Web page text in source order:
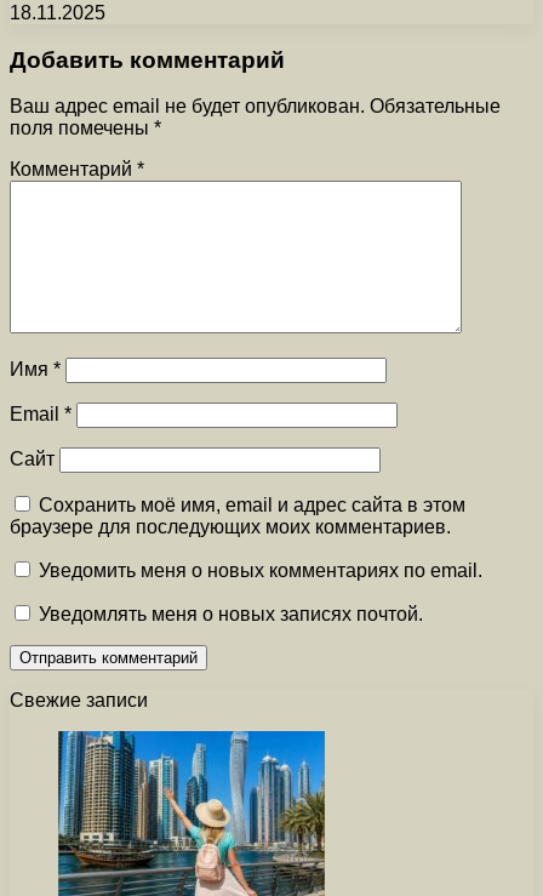
18.11.2025
Добавить комментарий
Ваш адрес email не будет опубликован. Обязательные
поля помечены *
Комментарий *
Имя *
Email *
Сайт
Сохранить моё имя, email и адрес сайта в этом
браузере для последующих моих комментариев.
Уведомить меня о новых комментариях по email.
Уведомлять меня о новых записях почтой.
Свежие записи